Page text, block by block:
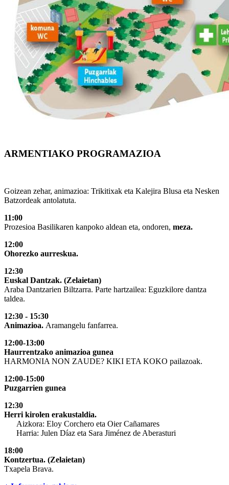
ARMENTIAKO PROGRAMAZIOA
Goizean zehar, animazioa: Trikitixak eta Kalejira Blusa eta Nesken
Batzordeak antolatuta.
11:00
Prozesioa Basilikaren kanpoko aldean eta, ondoren, meza.
12:00
Ohorezko aurreskua.
12:30
Euskal Dantzak. (Zelaietan)
Araba Dantzarien Biltzarra. Parte hartzailea: Eguzkilore dantza
taldea.
12:30 - 15:30
Animazioa. Aramangelu fanfarrea.
12:00-13:00
Haurrentzako animazioa gunea
HARMONIA NON ZAUDE? KIKI ETA KOKO pailazoak.
12:00-15:00
Puzgarrien gunea
12:30
Herri kirolen erakustaldia.
Aizkora: Eloy Corchero eta Oier Cañamares
Harria: Julen Díaz eta Sara Jiménez de Aberasturi
18:00
Kontzertua. (Zelaietan)
Txapela Brava.